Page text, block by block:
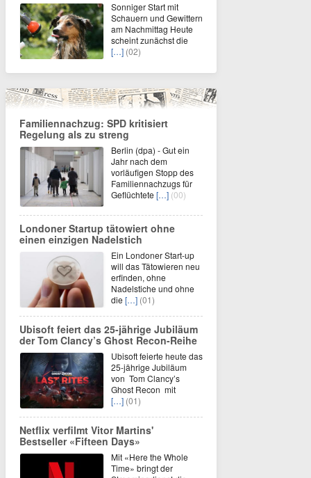
Sonniger Start mit
Schauern und Gewittern
am Nachmittag Heute
scheint zunächst die
[…] (02)
Familiennachzug: SPD kritisiert
Regelung als zu streng
Berlin (dpa) - Gut ein
Jahr nach dem
vorläufigen Stopp des
Familiennachzugs für
Geflüchtete […] (00)
Londoner Startup tätowiert ohne
einen einzigen Nadelstich
Ein Londoner Start-up
will das Tätowieren neu
erfinden, ohne
Nadelstiche und ohne
die […] (01)
Ubisoft feiert das 25-jährige Jubiläum
der Tom Clancy’s Ghost Recon-Reihe
Ubisoft feierte heute das
25-jährige Jubiläum
von Tom Clancy’s
Ghost Recon mit
[…] (01)
Netflix verfilmt Vitor Martins'
Bestseller «Fifteen Days»
Mit «Here the Whole
Time» bringt der